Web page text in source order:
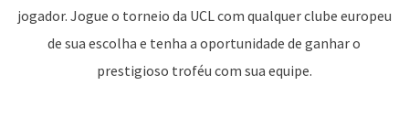
jogador. Jogue o torneio da UCL com qualquer clube europeu
de sua escolha e tenha a oportunidade de ganhar o
prestigioso troféu com sua equipe.